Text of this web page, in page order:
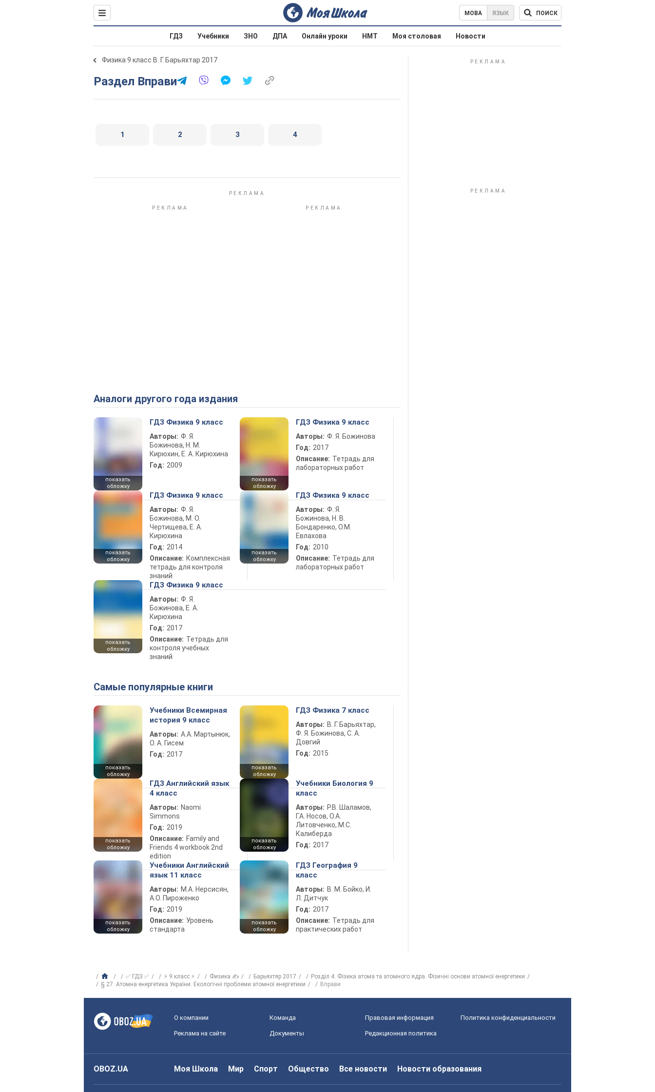
МОВА ЯЗЫК ПОИСК
ГДЗ Учебники ЗНО ДПА Онлайн уроки НМТ Моя столовая Новости
Физика 9 класс В. Г. Барьяхтар 2017
Раздел Вправи
1 2 3 4
Аналоги другого года издания
показать
обложку
ГДЗ Физика 9 класс
Авторы: Ф. Я.
Божинова, Н. М.
Кирюхин, Е. А. Кирюхина
Год: 2009
показать
обложку
ГДЗ Физика 9 класс
Авторы: Ф. Я. Божинова
Год: 2017
Описание: Тетрадь для
лабораторных работ
показать
обложку
ГДЗ Физика 9 класс
Авторы: Ф. Я.
Божинова, М. О.
Чертищева, Е. А.
Кирюхина
Год: 2014
Описание: Комплексная
тетрадь для контроля
знаний
показать
обложку
ГДЗ Физика 9 класс
Авторы: Ф. Я.
Божинова, Н. В.
Бондаренко, О.М.
Евлахова
Год: 2010
Описание: Тетрадь для
лабораторных работ
показать
обложку
ГДЗ Физика 9 класс
Авторы: Ф. Я.
Божинова, Е. А.
Кирюхина
Год: 2017
Описание: Тетрадь для
контроля учебных
знаний
Самые популярные книги
показать
обложку
Учебники Всемирная
история 9 класс
Авторы: А.А. Мартынюк,
О. А. Гисем
Год: 2017
показать
обложку
ГДЗ Физика 7 класс
Авторы: В. Г. Барьяхтар,
Ф. Я. Божинова, С. А.
Довгий
Год: 2015
показать
обложку
ГДЗ Английский язык
4 класс
Авторы: Naomi
Simmons
Год: 2019
Описание: Family and
Friends 4 workbook 2nd
edition
показать
обложку
Учебники Биология 9
класс
Авторы: Р.В. Шаламов,
Г.А. Носов, О.А.
Литовченко, М.С.
Калиберда
Год: 2017
показать
обложку
Учебники Английский
язык 11 класс
Авторы: М.А. Нерсисян,
А.О. Пироженко
Год: 2019
Описание: Уровень
стандарта
показать
обложку
ГДЗ География 9
класс
Авторы: В. М. Бойко, И.
Л. Дитчук
Год: 2017
Описание: Тетрадь для
практических работ
✅ ГДЗ ✅ ⚡ 9 класс ⚡ Физика ✍ Барьяхтяр 2017
Розділ 4. Фізика атома та атомного ядра. Фізичні основи атомної енергетики
§ 27. Атомна енергетика України. Екологічні проблеми атомної енергетики
Вправи
О компании Команда Правовая информация Политика конфиденциальности
Реклама на сайте Документы Редакционная политика
OBOZ.UA Моя Школа Мир Спорт Общество Все новости Новости образования